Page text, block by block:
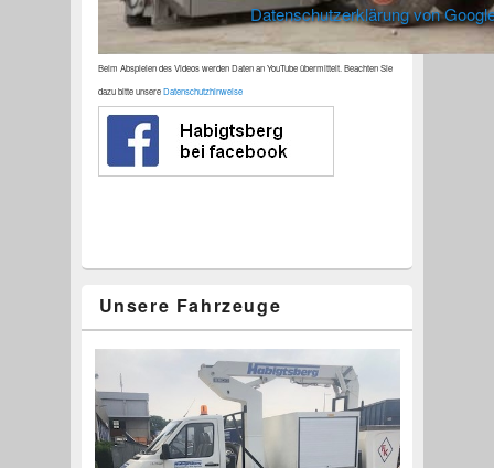
Datenschutzerklärung von
Beim Abspielen des Videos werden Daten an YouTube übermittelt. Beachten Sie
dazu bitte unsereDatenschutzhinweise
Unsere Fahrzeuge